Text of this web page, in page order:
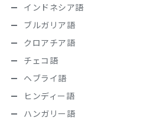
インドネシア語
ブルガリア語
クロアチア語
チェコ語
ヘブライ語
ヒンディー語
ハンガリー語